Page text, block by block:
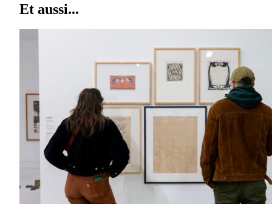
Et aussi...